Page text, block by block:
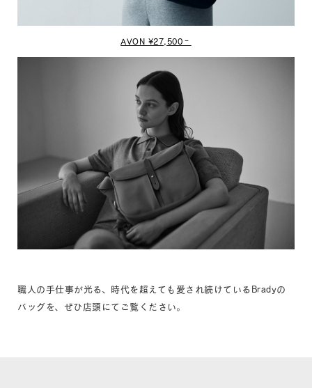
AVON ¥27,500‐
職人の手仕事が光る、時代を超えても愛され続けているBradyの
バッグを、ぜひ店頭にてご覧ください。